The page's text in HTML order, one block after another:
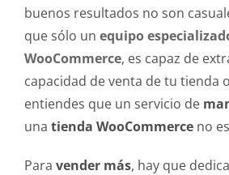
buenos resultados no son
que sólo un equipo
WooCommerce, es capaz de
capacidad de venta de tu tienda
entiendes que un servicio de
una tienda WooCommerceno
Para vender más, hay que